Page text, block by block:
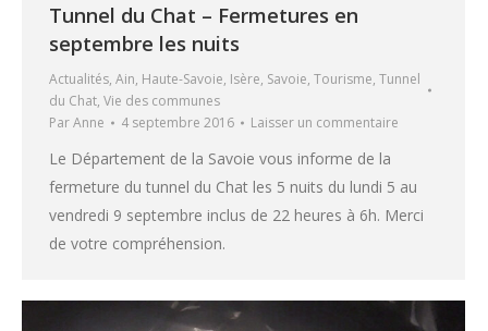
Tunnel du Chat – Fermetures en
septembre les nuits
Actualités, Ain, Haute-Savoie, Isère, Savoie, Tourisme, Tunnel
du Chat, Vie des communes
ParAnne 4 septembre 2016 Laisser un commentaire
Le Département de la Savoie vous informe de la
fermeture du tunnel du Chat les 5 nuits du lundi 5 au
vendredi 9 septembre inclus de 22 heures à 6h. Merci
de votre compréhension.